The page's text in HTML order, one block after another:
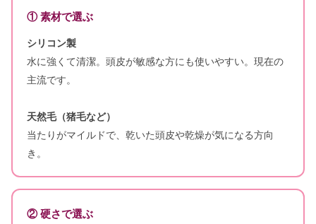
① 素材で選ぶ
シリコン製
水に強くて清潔。頭皮が敏感な方にも使いやすい。現在の
主流です。
天然毛（猪毛など）
当たりがマイルドで、乾いた頭皮や乾燥が気になる方向
き。
② 硬さで選ぶ